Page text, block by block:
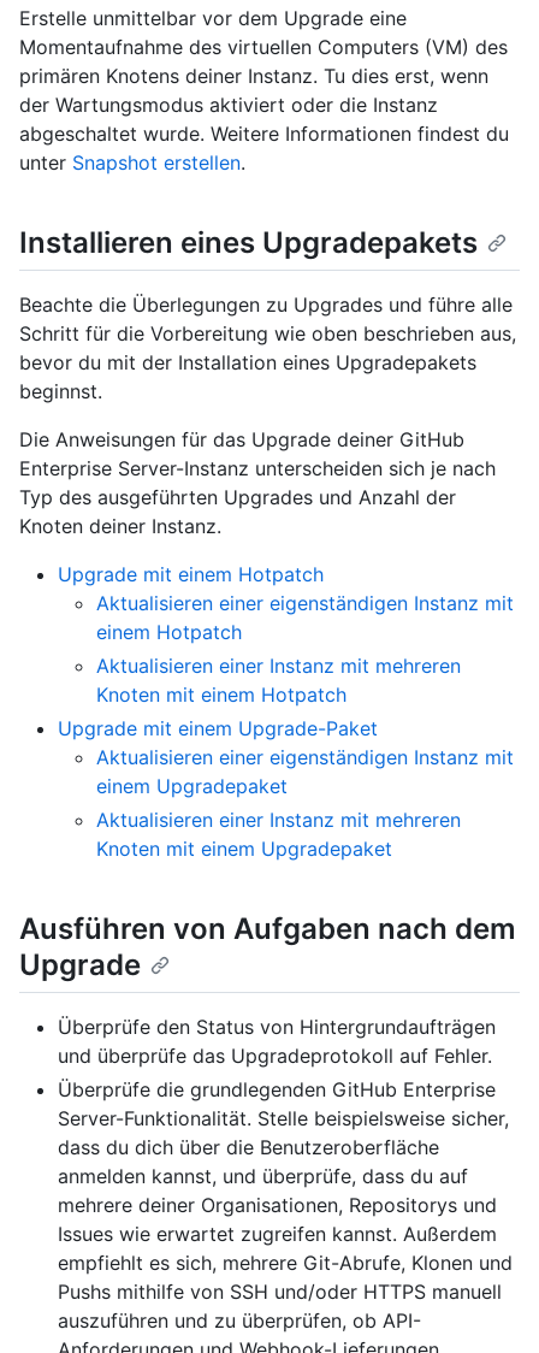
Erstelle unmittelbar vor dem Upgrade eine
Momentaufnahme des virtuellen Computers (VM) des
primären Knotens deiner Instanz. Tu dies erst, wenn
der Wartungsmodus aktiviert oder die Instanz
abgeschaltet wurde. Weitere Informationen findest du
unter Snapshot erstellen.
Installieren eines Upgradepakets
Beachte die Überlegungen zu Upgrades und führe alle
Schritt für die Vorbereitung wie oben beschrieben aus,
bevor du mit der Installation eines Upgradepakets
beginnst.
Die Anweisungen für das Upgrade deiner GitHub
Enterprise Server-Instanz unterscheiden sich je nach
Typ des ausgeführten Upgrades und Anzahl der
Knoten deiner Instanz.
Upgrade mit einem Hotpatch
Aktualisieren einer eigenständigen Instanz mit
einem Hotpatch
Aktualisieren einer Instanz mit mehreren
Knoten mit einem Hotpatch
Upgrade mit einem Upgrade-Paket
Aktualisieren einer eigenständigen Instanz mit
einem Upgradepaket
Aktualisieren einer Instanz mit mehreren
Knoten mit einem Upgradepaket
Ausführen von Aufgaben nach dem
Upgrade
Überprüfe den Status von Hintergrundaufträgen
und überprüfe das Upgradeprotokoll auf Fehler.
Überprüfe die grundlegenden GitHub Enterprise
Server-Funktionalität. Stelle beispielsweise sicher,
dass du dich über die Benutzeroberfläche
anmelden kannst, und überprüfe, dass du auf
mehrere deiner Organisationen, Repositorys und
Issues wie erwartet zugreifen kannst. Außerdem
empfiehlt es sich, mehrere Git-Abrufe, Klonen und
Pushs mithilfe von SSH und/oder HTTPS manuell
auszuführen und zu überprüfen, ob API-